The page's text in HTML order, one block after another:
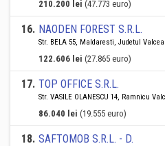
210.200 lei (47.773 euro)
16. NAODEN FOREST S.R.L.
Str. BELA 55, Maldaresti, Judetul Valcea
122.606 lei (27.865 euro)
17. TOP OFFICE S.R.L.
Str. VASILE OLANESCU 14, Ramnicu
86.040 lei (19.555 euro)
18. SAFTOMOB S.R.L. - D.